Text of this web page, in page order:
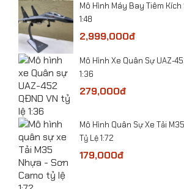
​Mô hình xe bọc thép chống bạo
Công An VN tỷ lệ 1:24
Mô Hình Máy Bay Tiêm Kích
1:48
2,999,000đ
Mô Hình Xe Quân Sự UAZ-
1:36
279,000đ
​Mô Hình Quân Sự Xe Tải
Tỷ Lệ 1:72
179,000đ